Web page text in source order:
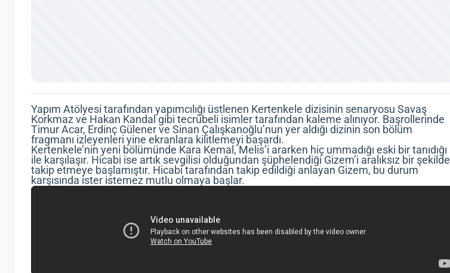
Yapım Atölyesi tarafından yapımcılığı üstlenen Kertenkele dizisinin senaryosu Savaş
Korkmaz ve Hakan Kandal gibi tecrübeli isimler tarafından kaleme alınıyor. Başrollerinde
Timur Acar, Erdinç Gülener ve Sinan Çalışkanoğlu’nun yer aldığı dizinin son bölüm
fragmanı izleyenleri yine ekranlara kilitlemeyi başardı.
Kertenkele’nin yeni bölümünde Kara Kemal, Melis’i ararken hiç ummadığı eski bir tanıdığı
ile karşılaşır. Hicabi ise artık sevgilisi olduğundan şüphelendiği Gizem’i aralıksız bir şekilde
takip etmeye başlamıştır. Hicabi tarafından takip edildiği anlayan Gizem, bu durum
karşısında ister istemez mutlu olmaya başlar.